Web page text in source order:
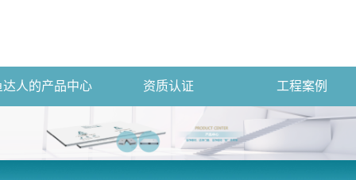
达人的产品中心 资质认证 工程案例